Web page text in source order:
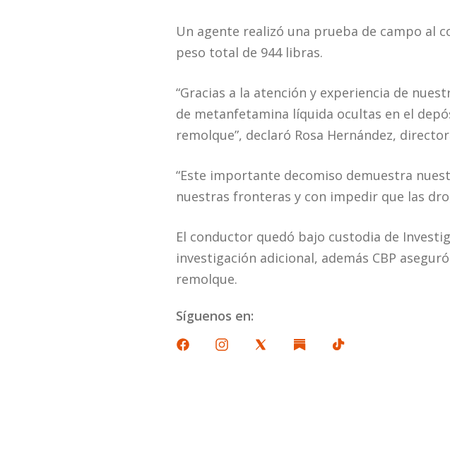
Un agente realizó una prueba de campo al
peso total de 944 libras.
“Gracias a la atención y experiencia de
de metanfetamina líquida ocultas en el
remolque”, declaró Rosa Hernández,
“Este importante decomiso demuestra
nuestras fronteras y con impedir que las
El conductor quedó bajo custodia de
investigación adicional, además CBP
remolque.
Síguenos en: